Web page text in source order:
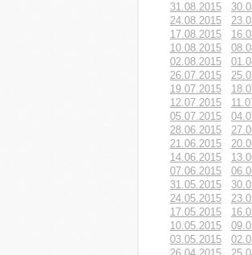
31.08.2015
24.08.2015
17.08.2015
10.08.2015
02.08.2015
26.07.2015
19.07.2015
12.07.2015
05.07.2015
28.06.2015
21.06.2015
14.06.2015
07.06.2015
31.05.2015
24.05.2015
17.05.2015
10.05.2015
03.05.2015